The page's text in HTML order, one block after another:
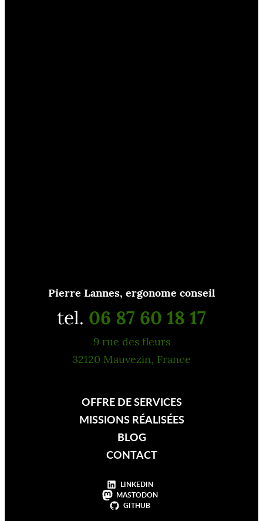
Pierre Lannes, ergonome conseil
tel. 06 87 60 18 17
9 rue des fleurs
32120 Mauvezin, France
OFFRE DE SERVICES
MISSIONS RÉALISÉES
BLOG
CONTACT
LINKEDIN
MASTODON
GITHUB